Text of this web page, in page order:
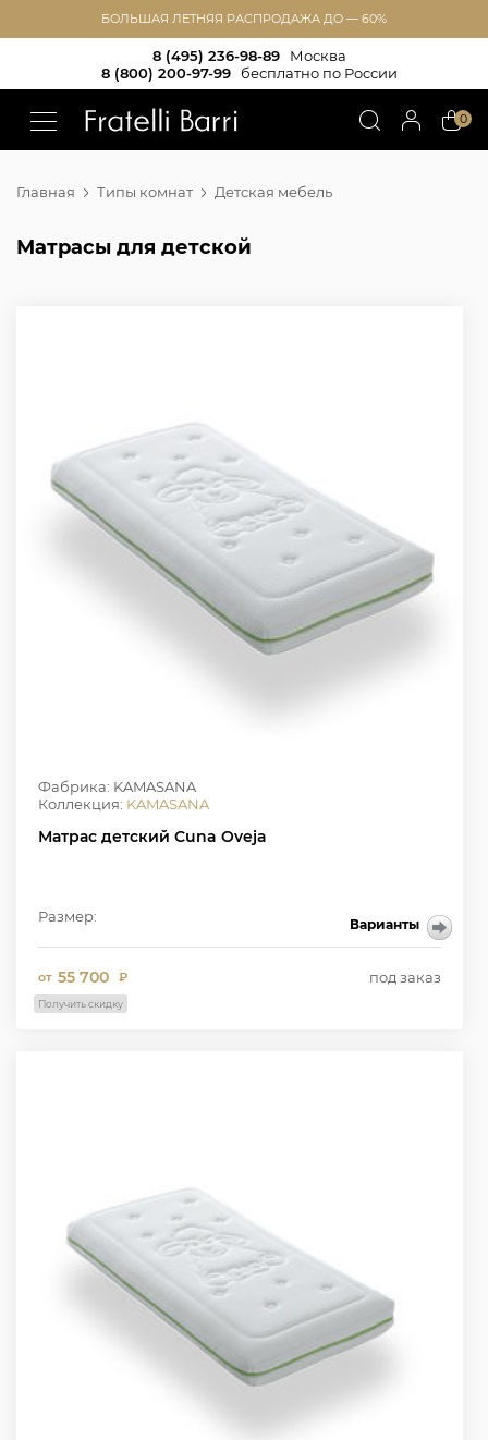
БОЛЬШАЯ ЛЕТНЯЯ РАСПРОДАЖА ДО — 60%
8 (495) 236-98-89
Москва
8 (800) 200-97-99
бесплатно по России
0
Главная Типы комнат Детская мебель
Матрасы для детской
Фабрика: KAMASANA
Коллекция: KAMASANA
Матрас детский Cuna Oveja
Размер:
от 55 700 ₽ под заказ
Получить скидку
Варианты